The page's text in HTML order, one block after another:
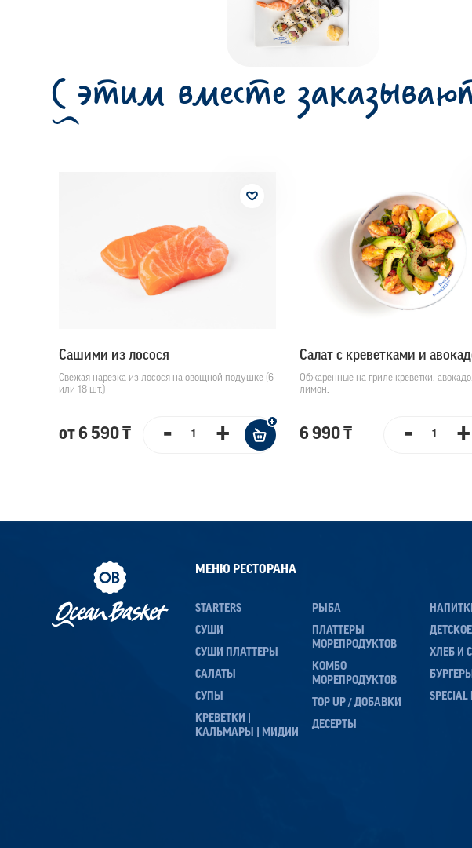
С этим вместе
Сашими из лосося
Свежая нарезка из лосося на овощной подушке (6
или 18 шт.)
от 6 590 ₸ - +
Салат с креветками и
Обжаренные на гриле креветки,
лимон.
6 990 ₸ - +
МЕНЮ РЕСТОРАНА
STARTERS
СУШИ
СУШИ ПЛАТТЕРЫ
САЛАТЫ
СУПЫ
КРЕВЕТКИ |
КАЛЬМАРЫ | МИДИИ
РЫБА
ПЛАТТЕРЫ
МОРЕПРОДУКТОВ
КОМБО
МОРЕПРОДУКТОВ
TOP UP / ДОБАВКИ
ДЕСЕРТЫ
ХЛЕБ И
SPECIAL